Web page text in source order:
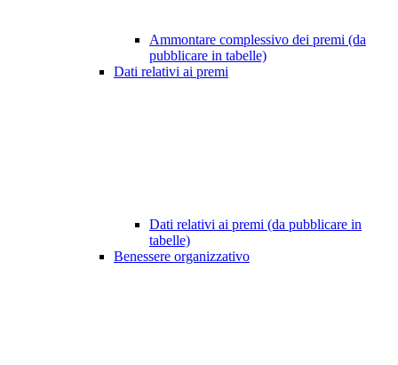
Ammontare complessivo dei premi (da
pubblicare in tabelle)
Dati relativi ai premi
Dati relativi ai premi (da pubblicare in
tabelle)
Benessere organizzativo